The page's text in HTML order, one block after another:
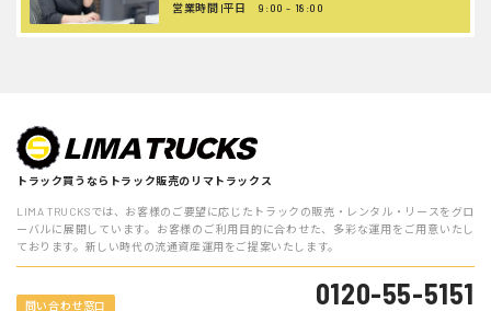
営業時間 |平日 9:00 - 18:00
トラック買うならトラック販売のリマトラックス
LIMA TRUCKSでは、お客様のご要望に応じたトラックの販売・レンタル・リースをグロ
ーバルに展開しています。お客様のご利用目的に合わせた、多彩な運用をご用意いたし
ております。新しい時代の流通資産運用をご提案いたします。
問い合わせ窓口 0120-55-5151